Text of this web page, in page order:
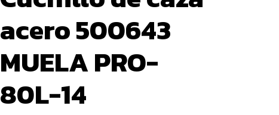
acero 500643
MUELA PRO-
80L-14